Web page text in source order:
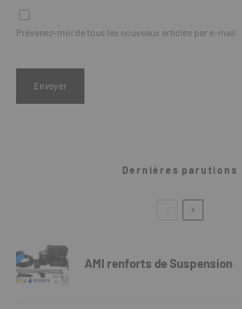
Prévenez-moi de tous les nouveaux articles par e-mail.
Dernières parutions
AMI renforts de Suspension